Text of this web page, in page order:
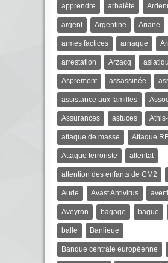
apprendre arbalète
argent Argentine Ariane
armes factices arnaque
arrestation Arzacq
Aspremont assassinée
assistance aux familles
Assurances astuces
attaque de masse Attaque
Attaque terroriste attentat
attention des enfants de CM2
Aude Avast Antivirus
Aveyron bagage bague
balle Banlieue
Banque centrale européenne